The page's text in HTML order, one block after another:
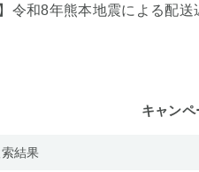
令和8年熊本地震による配送
キャン
結果